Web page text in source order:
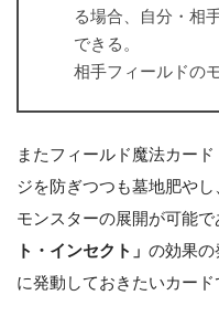
る場合、自分・相
できる。
相手フィールドの
またフィールド魔法カード
ジを防ぎつつも墓地肥や
モンスターの展開が可能
ト・インセクト」 の効果の
に発動しておきたいカード